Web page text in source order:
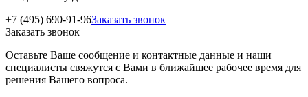
+7 (495) 690-91-96Заказать звонок
Заказать звонок
Оставьте Ваше сообщение и контактные данные и наши
специалисты свяжутся с Вами в ближайшее рабочее время для
решения Вашего вопроса.